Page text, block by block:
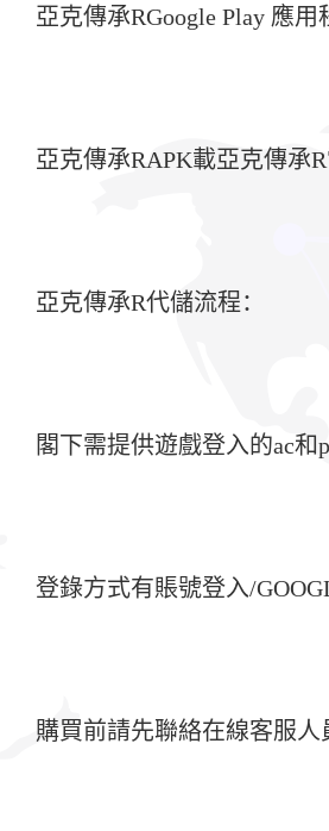
亞克傳承RGoogle Play 應用
亞克傳承RAPK載亞克傳承
亞克傳承R代儲流程：
閣下需提供遊戲登入的ac和
登錄方式有賬號登入/
購買前請先聯絡在線客服人